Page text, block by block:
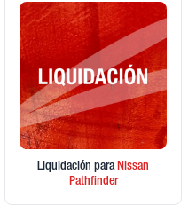
Liquidación paraNissan
Pathfinder